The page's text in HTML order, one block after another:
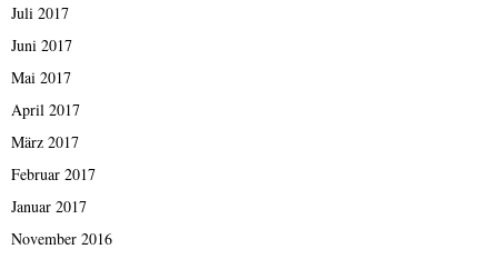
Juli 2017
Juni 2017
Mai 2017
April 2017
März 2017
Februar 2017
Januar 2017
November 2016